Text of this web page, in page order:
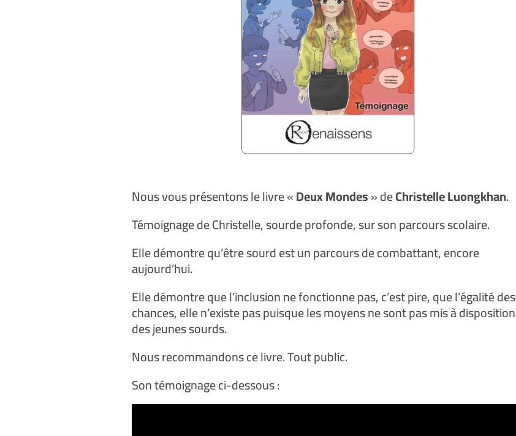
Nous vous présentons le livre «Deux Mondes» deChristelle Luongkhan.
Témoignage de Christelle, sourde profonde, sur son parcours scolaire.
Elle démontre qu’être sourd est un parcours de combattant, encore
aujourd’hui.
Elle démontre que l’inclusion ne fonctionne pas, c’est pire, que l’égalité des
chances, elle n’existe pas puisque les moyens ne sont pas mis à disposition
des jeunes sourds.
Nous recommandons ce livre. Tout public.
Son témoignage ci-dessous :